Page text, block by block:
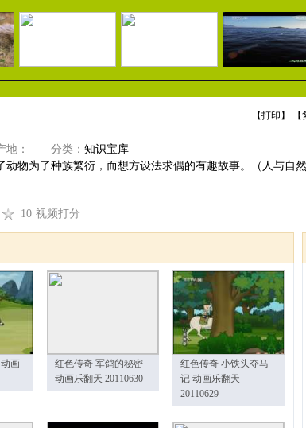
【打印 】 【
： 分类： 知识宝库
动物为了种族繁衍，而想方设法求偶的有趣故事。（人与自然
10 视频打分
画
红色传奇 军鸽的秘密
动画乐翻天 20110630
红色传奇 小铁头夺马
记 动画乐翻天
20110629